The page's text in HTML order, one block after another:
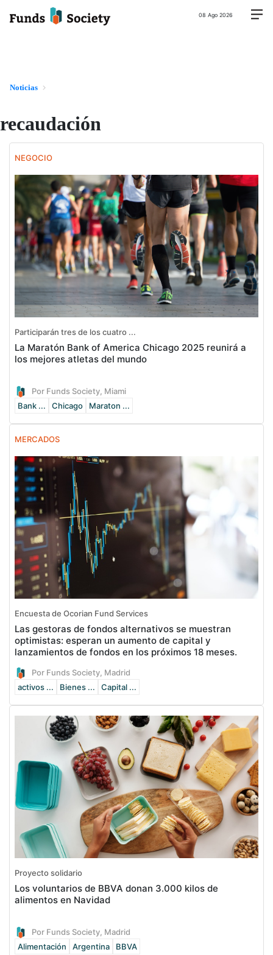
08 Ago 2026
Noticias
recaudación
NEGOCIO
Participarán tres de los cuatro ...
La Maratón Bank of America Chicago 2025 reunirá a
los mejores atletas del mundo
Por Funds Society, Miami
Bank ...
Chicago Maraton ...
MERCADOS
Encuesta de Ocorian Fund Services
Las gestoras de fondos alternativos se muestran
optimistas: esperan un aumento de capital y
lanzamientos de fondos en los próximos 18 meses.
Por Funds Society, Madrid
activos ...
Bienes ... Capital ...
Proyecto solidario
Los voluntarios de BBVA donan 3.000 kilos de
alimentos en Navidad
Por Funds Society, Madrid
Alimentación
Argentina BBVA